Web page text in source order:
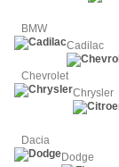
BMW
Cadilac
Chevrolet
Chrysler
Dacia
Dodge